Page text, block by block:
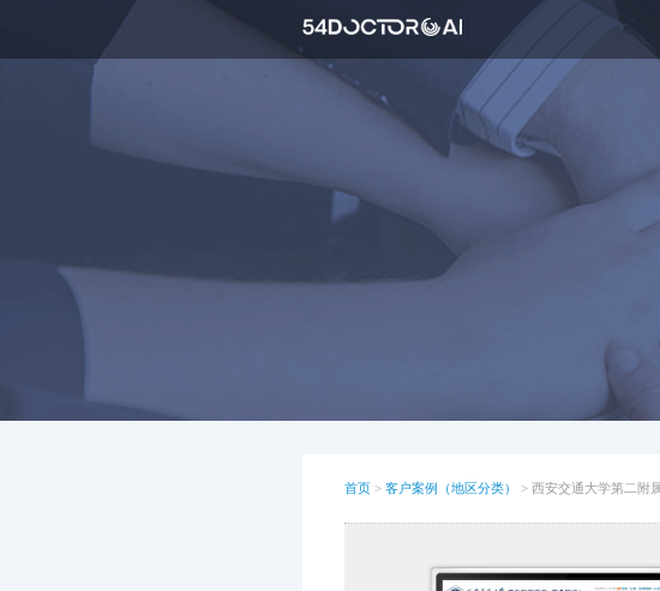
首页 > 客户案例（地区分类） > 西安交通大学第二附